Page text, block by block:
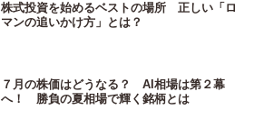
株式投資を始めるベストの場所 正しい「ロ
マンの追いかけ方」とは？
７月の株価はどうなる？ AI相場は第２幕
へ！ 勝負の夏相場で輝く銘柄とは